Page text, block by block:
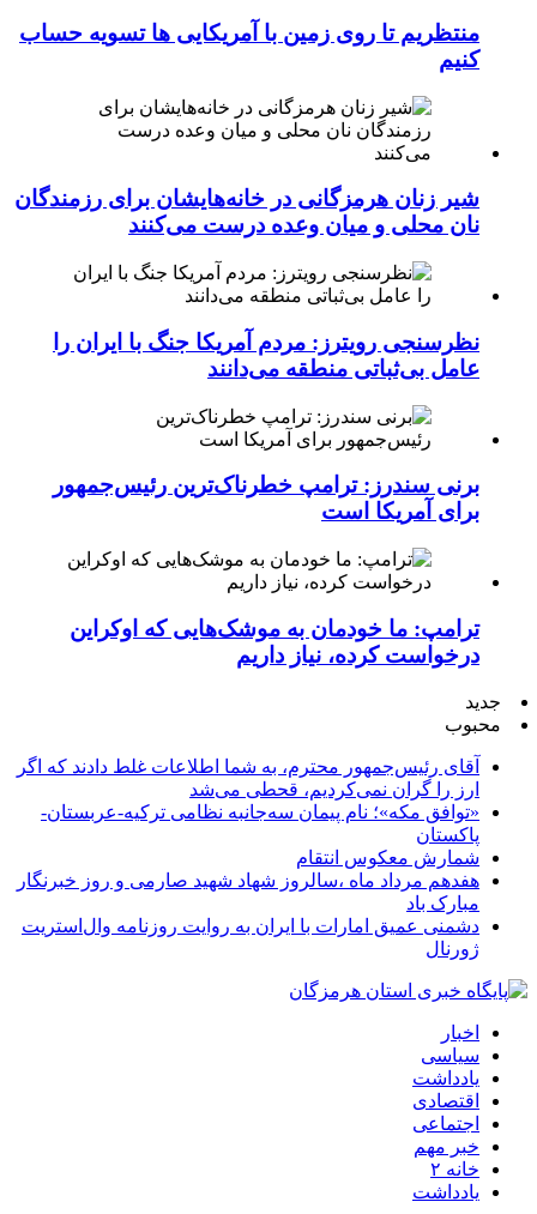
منتظریم تا روی زمین با آمریکایی ها تسویه حساب
کنیم
شیر زنان هرمزگانی در خانه‌هایشان برای رزمندگان
نان محلی و میان وعده درست می‌کنند
نظرسنجی رویترز: مردم آمریکا جنگ با ایران را
عامل بی‌ثباتی منطقه می‌دانند
برنی سندرز: ترامپ خطرناک‌ترین رئیس‌جمهور
برای آمریکا است
ترامپ: ما خودمان به موشک‌هایی که اوکراین
درخواست کرده، نیاز داریم
جدید
محبوب
آقای رئیس‌جمهور محترم، به شما اطلاعات غلط دادند که اگر
ارز را گران نمی‌کردیم، قحطی می‌شد
«توافق مکه»؛ نام پیمان سه‌جانبه نظامی ترکیه-عربستان-
پاکستان
شمارش معکوس انتقام
هفدهم مرداد ماه ،سالروز شهاد شهید صارمی و روز خبرنگار
مبارک باد
دشمنی عمیق امارات با ایران به روایت روزنامه وال‌استریت
ژورنال
اخبار
سیاسی
یادداشت
اقتصادی
اجتماعی
خبر مهم
خانه ۲
یادداشت